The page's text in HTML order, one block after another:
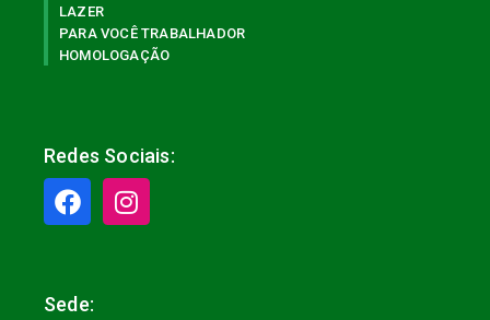
LAZER
PARA VOCÊ TRABALHADOR
HOMOLOGAÇÃO
Redes Sociais:
Sede: